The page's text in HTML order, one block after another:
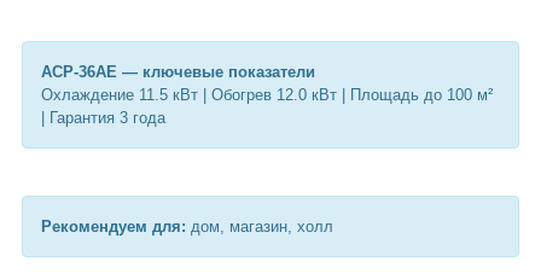
ACP-36AE — ключевые показатели
Охлаждение 11.5 кВт | Обогрев 12.0 кВт | Площадь до 100 м²
| Гарантия 3 года
Рекомендуем для: дом, магазин, холл